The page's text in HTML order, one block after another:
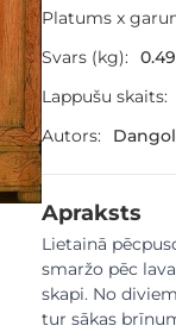
Platums x
Svars (kg):
0.49
Lappušu skaits:
Autors:
Apraksts
Lietainā
smaržo pēc
skapi. No
tur sākas